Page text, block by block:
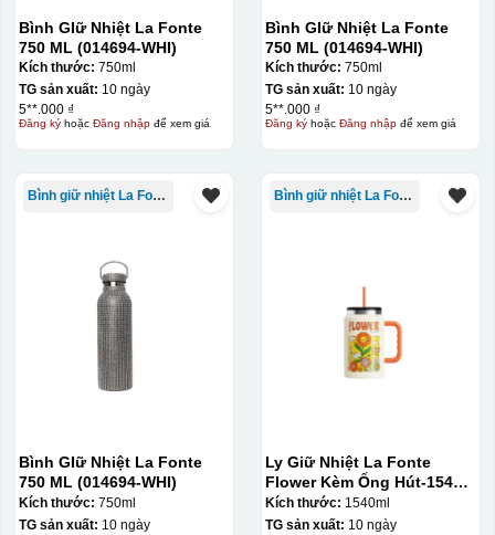
sản phẩm, để khi dán không bị nhỏ hoặc to quá
Decal được in xong, sẽ có 1 nền vàng phía dưới
Bình GIữ Nhiệt La Fonte
750 ML (014694-WHI)
Kích thước: 750ml
TG sản xuất: 10 ngày
5**.000 ₫
Đăng kýhoặc Đăng nhậpđể xem giá
Bình GIữ Nhiệt La Fonte
750 ML (014694-WHI)
Kích thước: 750ml
TG sản xuất: 10 ngày
5**.000 ₫
Đăng kýhoặc Đăng nhậpđể xem giá
Bình giữ nhiệt La Fonte
Bình GIữ Nhiệt La Fonte
750 ML (014694-WHI)
Kích thước: 750ml
TG sản xuất: 10 ngày
Bình giữ nhiệt La Fonte
Ly Giữ Nhiệt La Fonte
Flower Kèm Ống Hút-1540
ml-014786
Kích thước: 1540ml
TG sản xuất: 10 ngày